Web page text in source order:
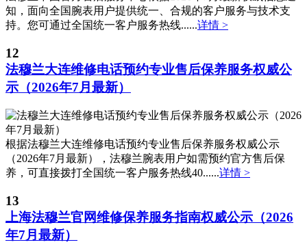
广东省云浮市云城区金山路法穆兰售后服务中心（需提前预约）
广西壮族自治区百色市右江区中山二路法穆兰售后服务中心（需提前预约）
广西壮族自治区崇左市江州区石景林街道友谊大道与丽川路交汇处法穆兰售后服务中心（需提前预约）
广西壮族自治区贵港市港北区港城街道布山大道与仙衣路交叉口法穆兰售后服务中心（需提前预约）
广西壮族自治区贺州市八步区城东街道灵峰南路法穆兰售后服务中心（需提前预约）
知，面向全国腕表用户提供统一、合规的客户服务与技术支
持。您可通过全国统一客户服务热线......详情 >
12
法穆兰大连维修电话预约专业售后保养服务权威公
示（2026年7月最新）
根据法穆兰大连维修电话预约专业售后保养服务权威公示
（2026年7月最新），法穆兰腕表用户如需预约官方售后保
养，可直接拨打全国统一客户服务热线40......详情 >
13
上海法穆兰官网维修保养服务指南权威公示（2026
年7月最新）